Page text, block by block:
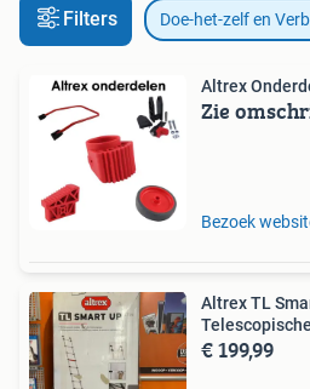
Filters Doe-het-zelf en
Altrex
Zie
Bezoek
Altrex TL
€ 199,99